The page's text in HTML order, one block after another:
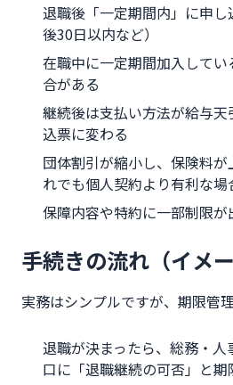
退職後「一定期間内」に申
後30日以内など）
在職中に一定期間加入して
合がある
継続後は支払い方法が給与
込票に変わる
団体割引が縮小し、保険料
れでも個人契約より有利な場
保障内容や特約に一部制限が
手続きの流れ（イメー
実務はシンプルですが、期限管理
退職が決まったら、総務・
口に「退職継続の可否」と期